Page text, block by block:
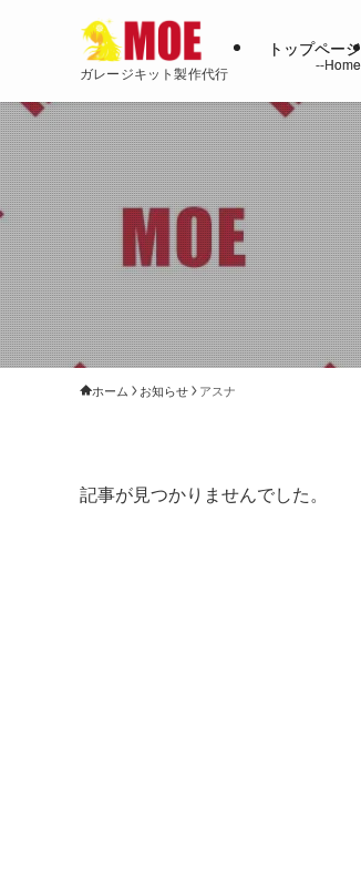
ガレージキット製作代行
トップページ
ホーム お知らせ アスナ
記事が見つかりませんでした。